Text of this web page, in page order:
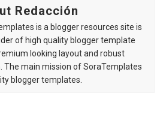
Redacción
is a blogger resources site is
of high quality blogger template
looking layout and robust
The main mission of SoraTemplates
blogger templates.